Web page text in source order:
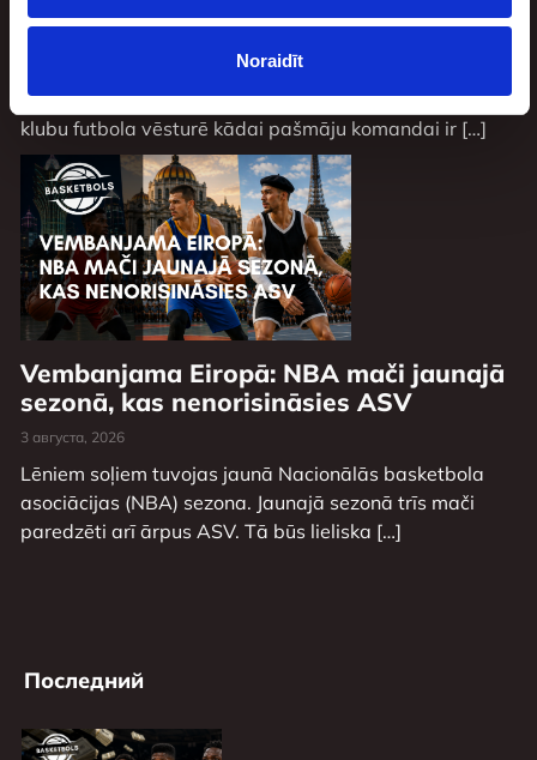
Noraidīt
4 августа, 2026
Eirokausu sezonu futbolā turpina Latvijas vadošā
sieviešu komanda »Riga». Pirmo reizi Latvijas sieviešu
klubu futbola vēsturē kādai pašmāju komandai ir […]
Vembanjama Eiropā: NBA mači jaunajā
sezonā, kas nenorisināsies ASV
3 августа, 2026
Lēniem soļiem tuvojas jaunā Nacionālās basketbola
asociācijas (NBA) sezona. Jaunajā sezonā trīs mači
paredzēti arī ārpus ASV. Tā būs lieliska […]
Последний